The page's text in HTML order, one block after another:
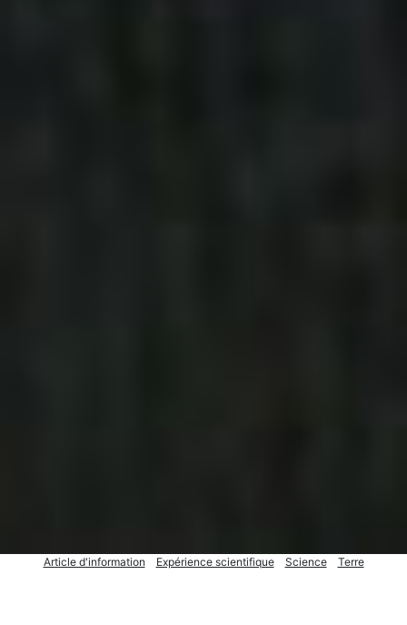
Article d'information Expérience scientifique Science Terre